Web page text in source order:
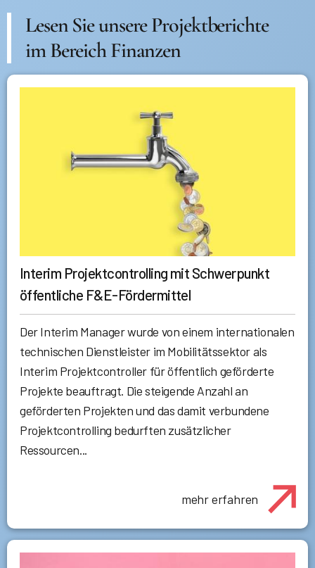
Lesen Sie unsere Projektberichte
im Bereich Finanzen
Interim Projektcontrolling mit Schwerpunkt
öffentliche F&E-Fördermittel
Der Interim Manager wurde von einem internationalen
technischen Dienstleister im Mobilitätssektor als
Interim Projektcontroller für öffentlich geförderte
Projekte beauftragt. Die steigende Anzahl an
geförderten Projekten und das damit verbundene
Projektcontrolling bedurften zusätzlicher
Ressourcen...
mehr erfahren